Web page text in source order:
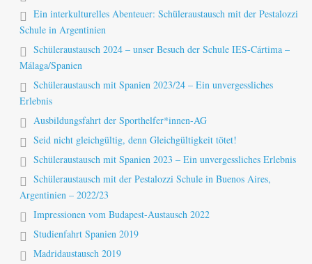
Ein interkulturelles Abenteuer: Schüleraustausch mit der Pestalozzi
Schule in Argentinien
Schüleraustausch 2024 – unser Besuch der Schule IES-Cártima –
Málaga/Spanien
Schüleraustausch mit Spanien 2023/24 – Ein unvergessliches
Erlebnis
Ausbildungsfahrt der Sporthelfer*innen-AG
Seid nicht gleichgültig, denn Gleichgültigkeit tötet!
Schüleraustausch mit Spanien 2023 – Ein unvergessliches Erlebnis
Schüleraustausch mit der Pestalozzi Schule in Buenos Aires,
Argentinien – 2022/23
Impressionen vom Budapest-Austausch 2022
Studienfahrt Spanien 2019
Madridaustausch 2019